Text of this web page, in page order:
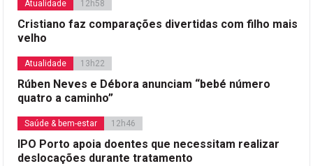
Atualidade 12h58
Cristiano faz comparações divertidas com filho mais
velho
Atualidade 13h22
Rúben Neves e Débora anunciam “bebé número
quatro a caminho”
Saúde & bem-estar 12h46
IPO Porto apoia doentes que necessitam realizar
deslocações durante tratamento